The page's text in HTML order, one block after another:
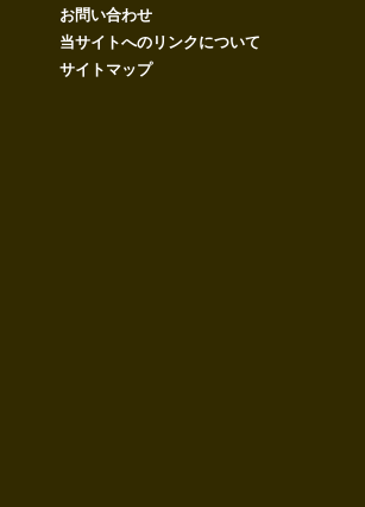
お問い合わせ
当サイトへのリンクについて
サイトマップ